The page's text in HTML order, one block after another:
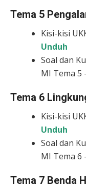
Tema 5
Kisi-kisi
Unduh
Soal dan
MI Tema 5
Tema 6
Kisi-kisi
Unduh
Soal dan
MI Tema 6
Tema 7 Benda